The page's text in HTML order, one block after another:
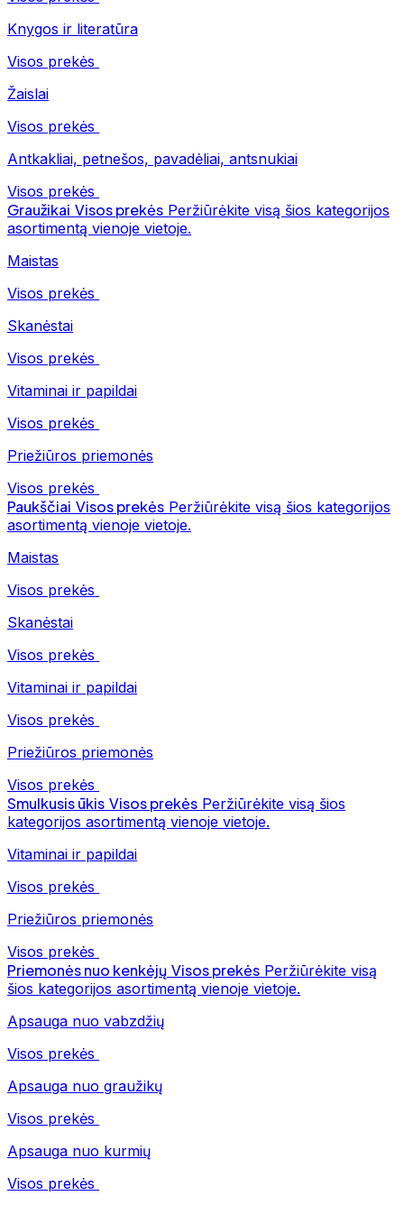
Knygos ir literatūra
Visos prekės
Žaislai
Visos prekės
Antkakliai, petnešos, pavadėliai, antsnukiai
Visos prekės
Graužikai Visos prekės Peržiūrėkite visą šios kategorijos
asortimentą vienoje vietoje.
Maistas
Visos prekės
Skanėstai
Visos prekės
Vitaminai ir papildai
Visos prekės
Priežiūros priemonės
Visos prekės
Paukščiai Visos prekės Peržiūrėkite visą šios kategorijos
asortimentą vienoje vietoje.
Maistas
Visos prekės
Skanėstai
Visos prekės
Vitaminai ir papildai
Visos prekės
Priežiūros priemonės
Visos prekės
Smulkusis ūkis Visos prekės Peržiūrėkite visą šios
kategorijos asortimentą vienoje vietoje.
Vitaminai ir papildai
Visos prekės
Priežiūros priemonės
Visos prekės
Priemonės nuo kenkėjų Visos prekės Peržiūrėkite visą
šios kategorijos asortimentą vienoje vietoje.
Apsauga nuo vabzdžių
Visos prekės
Apsauga nuo graužikų
Visos prekės
Apsauga nuo kurmių
Visos prekės